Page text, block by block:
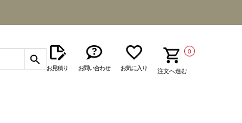
お見積り お問い合わせ お気に入り
0
注文へ進む